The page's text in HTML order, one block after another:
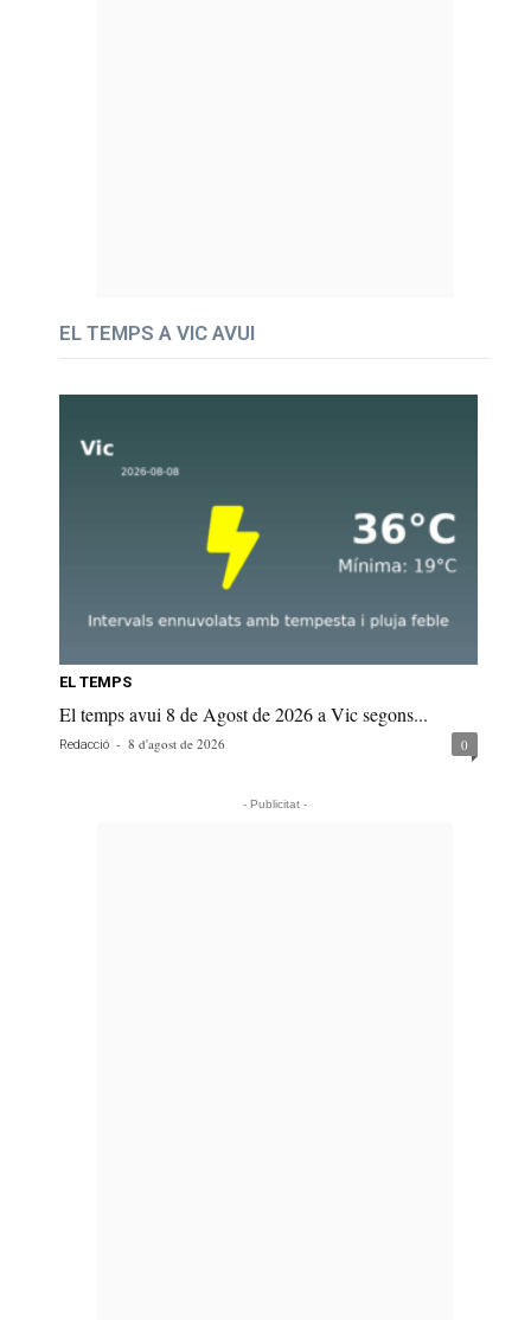
EL TEMPS A VIC AVUI
EL TEMPS
El temps avui 8 de Agost de 2026 a Vic segons...
Redacció - 8 d'agost de 2026 0
- Publicitat -